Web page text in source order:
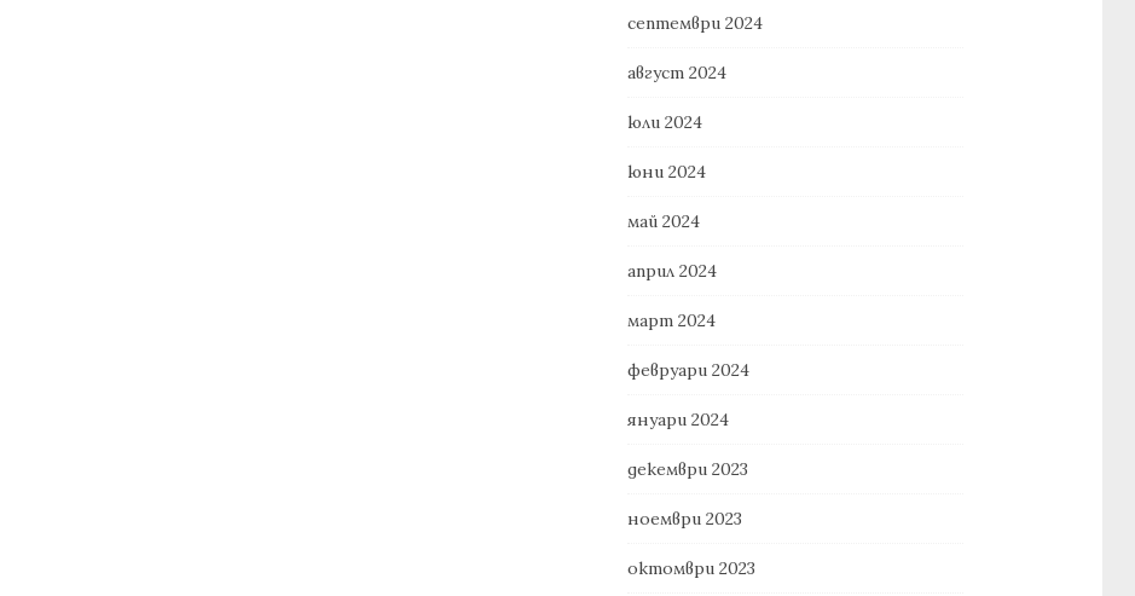
септември 2024
август 2024
юли 2024
юни 2024
май 2024
април 2024
март 2024
февруари 2024
януари 2024
декември 2023
ноември 2023
октомври 2023